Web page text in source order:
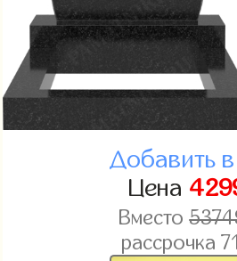
Добавить
Цена
Вместо
рассрочка